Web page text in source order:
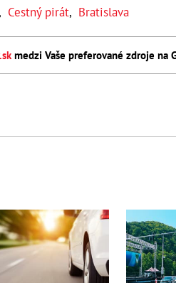
, Cestný pirát, Bratislava
medzi Vaše preferované zdroje na